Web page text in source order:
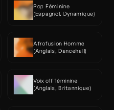
Pop Féminine
(Espagnol, Dynamique)
Afrofusion Homme
(Anglais, Dancehall)
Voix off féminine
(Anglais, Britannique)